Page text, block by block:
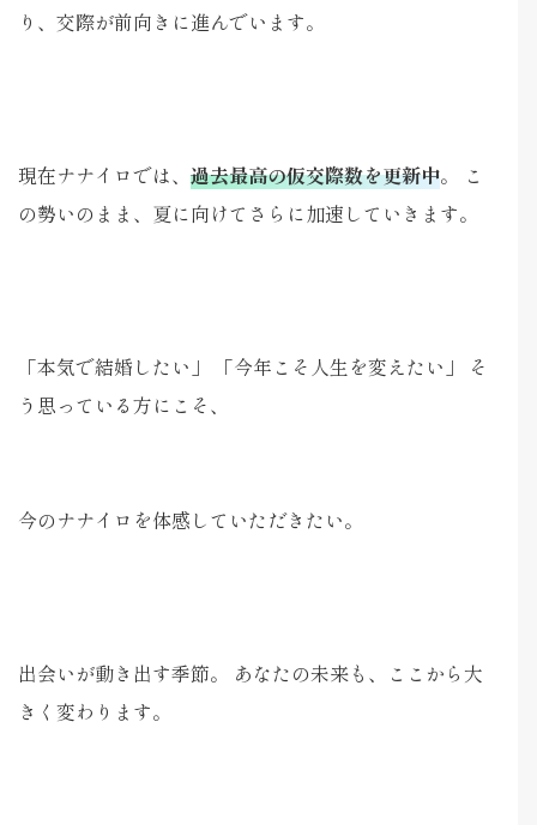
り、交際が前向きに進んでいます。
現在ナナイロでは、 過去最高の仮交際数を更新中。 こ
の勢いのまま、夏に向けてさらに加速していきます。
「本気で結婚したい」 「今年こそ人生を変えたい」 そ
う思っている方にこそ、
今のナナイロを体感していただきたい。
出会いが動き出す季節。 あなたの未来も、ここから大
きく変わります。